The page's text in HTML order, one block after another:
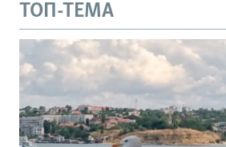
ТОП-ТЕМА